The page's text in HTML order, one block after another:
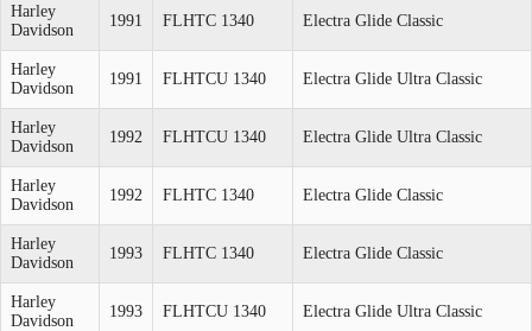
Harley
Davidson
1991 FLHTC 1340 Electra Glide Classic
Harley
Davidson
1991 FLHTCU 1340 Electra Glide Ultra Classic
Harley
Davidson
1992 FLHTCU 1340 Electra Glide Ultra Classic
Harley
Davidson
1992 FLHTC 1340 Electra Glide Classic
Harley
Davidson
1993 FLHTC 1340 Electra Glide Classic
Harley
Davidson
1993 FLHTCU 1340 Electra Glide Ultra Classic